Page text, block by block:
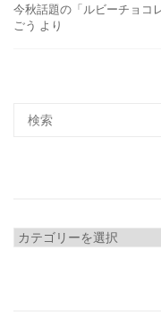
今秋話題の「ルビーチョコ
ごう より
カ